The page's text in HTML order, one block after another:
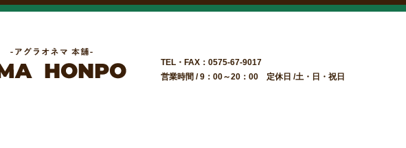
TEL・FAX：0575-67-9017
営業時間 / 9：00～20：00 定休日 /土・日・祝日